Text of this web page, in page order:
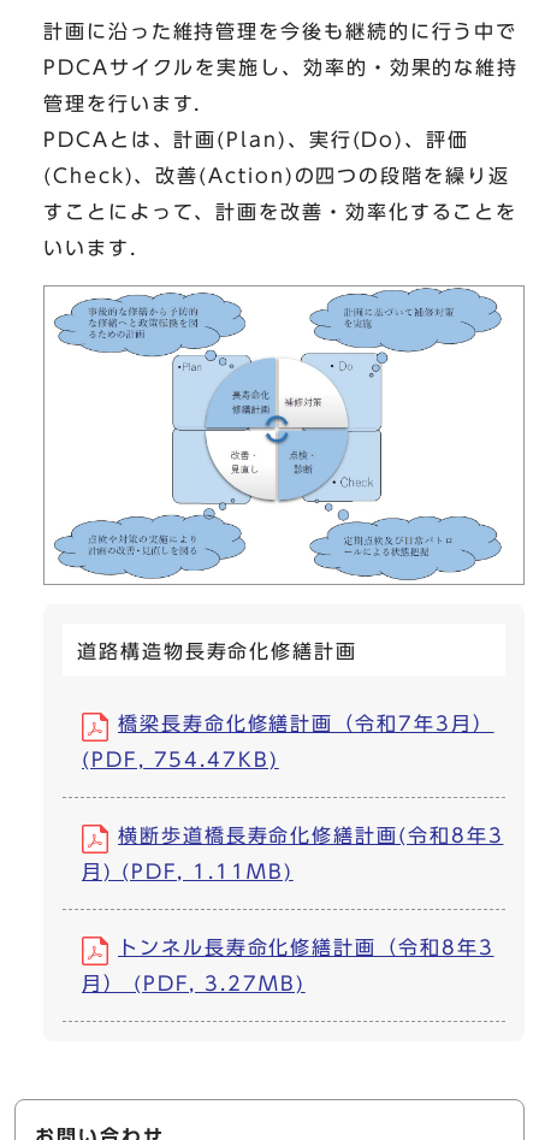
計画に沿った維持管理を今後も継続的に行う中で
PDCAサイクルを実施し、効率的・効果的な維持
管理を行います．
PDCAとは、計画(Plan)、実行(Do)、評価
(Check)、改善(Action)の四つの段階を繰り返
すことによって、計画を改善・効率化することを
いいます．
道路構造物長寿命化修繕計画
橋梁長寿命化修繕計画（令和7年3月）
(PDF, 754.47KB)
横断歩道橋長寿命化修繕計画(令和8年3
月) (PDF, 1.11MB)
トンネル長寿命化修繕計画（令和8年3
月） (PDF, 3.27MB)